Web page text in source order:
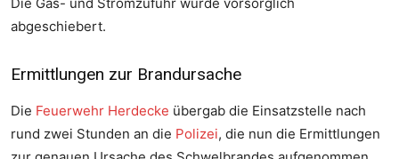
abgeschiebert.
Ermittlungen zur Brandursache
Die Feuerwehr Herdecke übergab die Einsatzstelle nach
rund zwei Stunden an die Polizei, die nun die Ermittlungen